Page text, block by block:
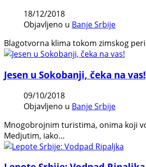
18/12/2018
Objavljeno u Banje Srbije
Blagotvorna klima tokom zimskog
Jesen u Sokobanji, čeka na vas!
09/10/2018
Objavljeno u Banje Srbije
Mnogobrojnim turistima, onima koji
Medjutim, iako…